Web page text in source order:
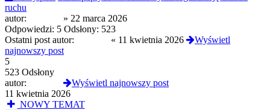
ruchu
autor:
» 22 marca 2026
Odpowiedzi: 5 Odsłony: 523
Ostatni post autor:
« 11 kwietnia 2026
Wyświetl
najnowszy post
5
523 Odsłony
autor:
Wyświetl najnowszy post
11 kwietnia 2026
NOWY TEMAT